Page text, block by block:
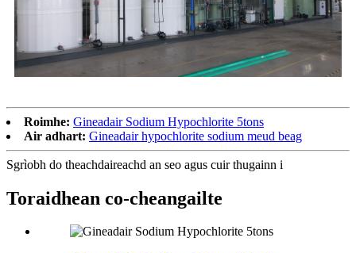
Roimhe: Gineadair Sodium Hypochlorite 5tons
Air adhart: Gineadair hypochlorite sodium meud beag
Sgrìobh do theachdaireachd an seo agus cuir thugainn i
Toraidhean co-cheangailte